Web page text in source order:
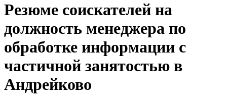
Резюме соискателей на
должность менеджера по
обработке информации с
частичной занятостью в
Андрейково